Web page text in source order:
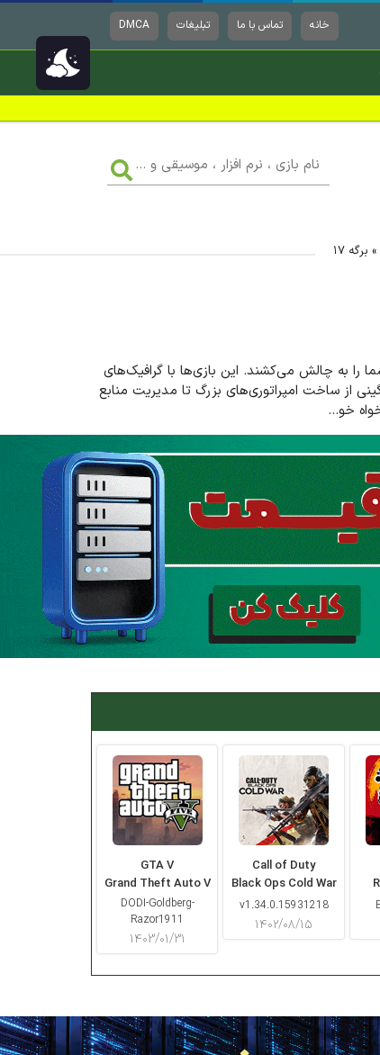
خانه تماس با ما تبلیغات DMCA
بازی
،
» برگه ۱۷
را به چالش می‌کشند. این بازی‌ها با گرافیک‌های
از ساخت امپراتوری‌های بزرگ تا مدیریت منابع
خو...
GTA V
Grand Theft Auto V
DODI-Goldberg-
Razor1911
۱۴۰۳/۰۱/۳۱
Call of Duty
Black Ops Cold War
v1.34.0.15931218
۱۴۰۲/۰۸/۱۵